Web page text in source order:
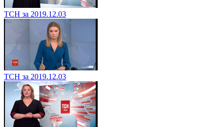
ТСН за 2019.12.03
ТСН за 2019.12.03